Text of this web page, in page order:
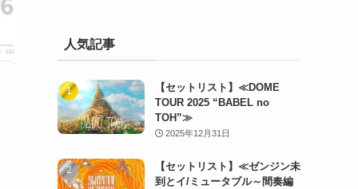
人気記事
【セットリスト】≪DOME
TOUR 2025 “BABEL no
TOH”≫
2025年12月31日
【セットリスト】≪ゼンジン未
到とイ/ミュータブル～間奏編